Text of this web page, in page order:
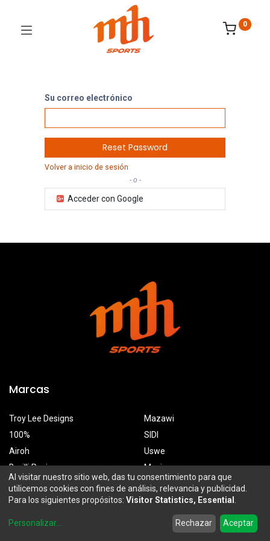
Wishlist Account
0
Su correo electrónico
Reset Password
Volver a inicio de sesión
- o -
Acceder con Google
Marcas
Troy Lee Designs
100%
Airoh
Borilli Racing
Mazawi
SIDI
Uswe
Maxima
MDH Sports
Prolongación Mariano Otero 2929-A, Santa Ana Tepetitlán
Al visitar nuestro sitio web, das tu consentimiento para que
utilicemos cookies con fines de análisis, relevancia y publicidad.
Para los siguientes propósitos: Visitor Statistics, Essential
Personalizar... Rechazar Aceptar